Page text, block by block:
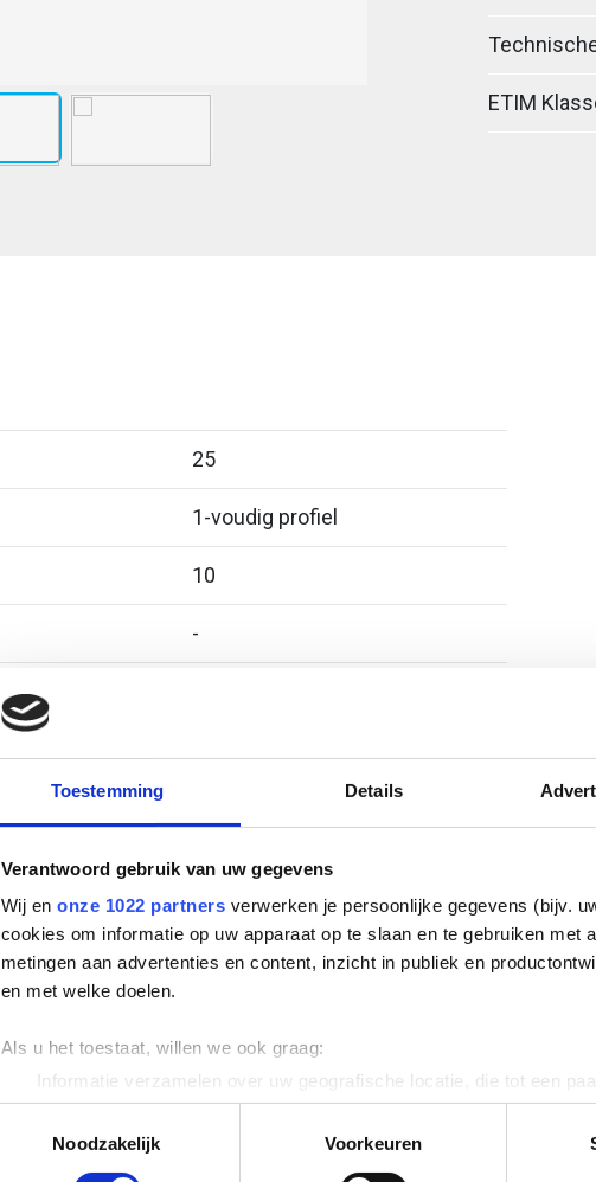
Toestemming Details
Verantwoord gebruik van uw gegevens
Wij en onze 1022 partners verwerken je persoonlijke gegevens (bijv.
cookies om informatie op uw apparaat op te slaan en te gebruiken met
metingen aan advertenties en content, inzicht in publiek en
en met welke doelen.
Als u het toestaat, willen we ook graag:
Informatie verzamelen over uw geografische locatie, die tot een
Uw apparaat identificeren door het actief te scannen op specifieke
Lees meer over hoe uw persoonlijke gegevens worden verwerkt en stel
toestemming op elk moment wijzigen of intrekken in de Cookieverklaring.
Noodzakelijk
Voorkeuren
ETIM
25
1-voudig profiel
10
-
Nee
Staal
-